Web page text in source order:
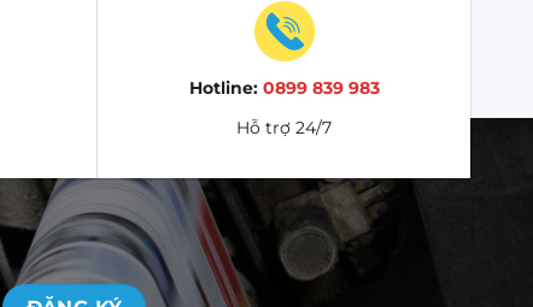
Hotline: 0899 839 983
Hỗ trợ 24/7